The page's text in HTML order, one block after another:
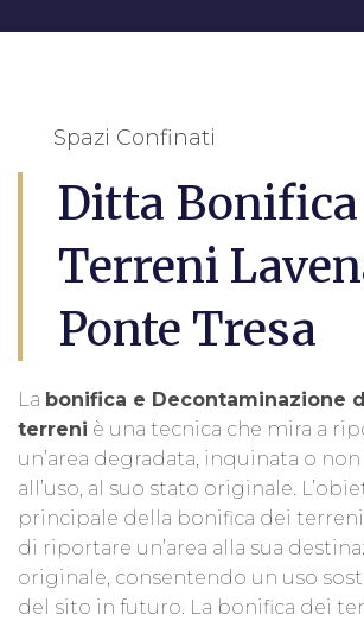
Spazi Confinati
Ditta Bonifica
Terreni
Ponte Tresa
La bonifica e Decontaminazione
terreni è una tecnica che mira a
un’area degradata, inquinata o
all’uso, al suo stato originale.
principale della bonifica dei
di riportare un’area alla sua
originale, consentendo un uso
del sito in futuro. La bonifica dei